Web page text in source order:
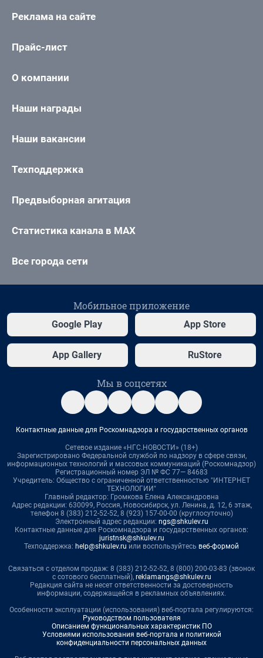
Реклама на сайте
Прайс-лист
О компании
Наши награды
Наши вакансии
Техподдержка
Предвыборная агитация
Статистика канала в MAX
Все города сети
Мобильное приложение
Google Play App Store
App Gallery RuStore
Мы в соцсетях
Контактные данные для Роскомнадзора и государственных органов
Сетевое издание «НГС.НОВОСТИ» (18+)
Зарегистрировано Федеральной службой по надзору в сфере связи,
информационных технологий и массовых коммуникаций (Роскомнадзор)
Регистрационный номер ЭЛ № ФС 77— 84683
Учредитель: Общество с ограниченной ответственностью "ИНТЕРНЕТ
ТЕХНОЛОГИИ"
Главный редактор: Громкова Елена Александровна
Адрес редакции: 630099, Россия, Новосибирск, ул. Ленина, д. 12, 6 этаж,
телефон 8 (383) 212-52-52, 8 (923) 157-00-00 (круглосуточно)
Электронный адрес редакции: ngs@shkulev.ru
Контактные данные для Роскомнадзора и государственных органов:
juristnsk@shkulev.ru
Техподдержка: help@shkulev.ru или воспользуйтесь веб-формой
Связаться с отделом продаж: 8 (383) 212-52-52, 8 (800) 200-03-83 (звонок
с сотового бесплатный), reklamangs@shkulev.ru
Редакция сайта не несет ответственности за достоверность
информации, содержащейся в рекламных объявлениях.
Особенности эксплуатации (использования) веб-портала регулируются:
Руководством пользователя
Описанием функциональных характеристик ПО
Условиями использования веб-портала и политикой
конфиденциальности персональных данных